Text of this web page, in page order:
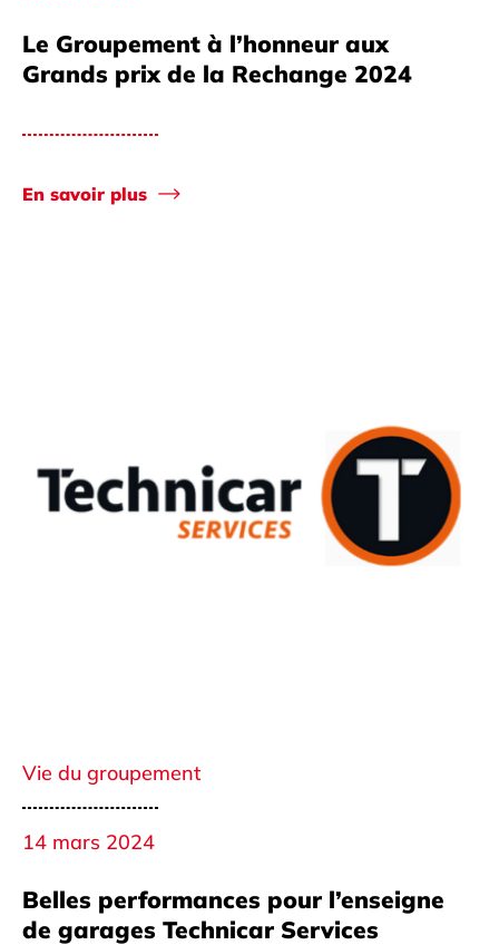
Le Groupement à l’honneur aux
Grands prix de la Rechange 2024
En savoir plus
Vie du groupement
14 mars 2024
Belles performances pour l’enseigne
de garages Technicar Services